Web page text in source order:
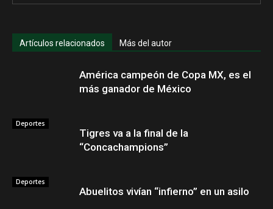
Artículos relacionados Más del autor
Deportes
América campeón de Copa MX, es el
más ganador de México
Deportes
Tigres va a la final de la
“Concachampions”
Abuelitos vivían “infierno” en un asilo